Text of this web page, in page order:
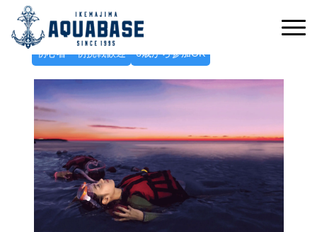
こぼれ落ちそうな星空に癒される
ナイトヒーリングシュノーケルツアー
初心者・初挑戦歓迎 6歳から参加OK